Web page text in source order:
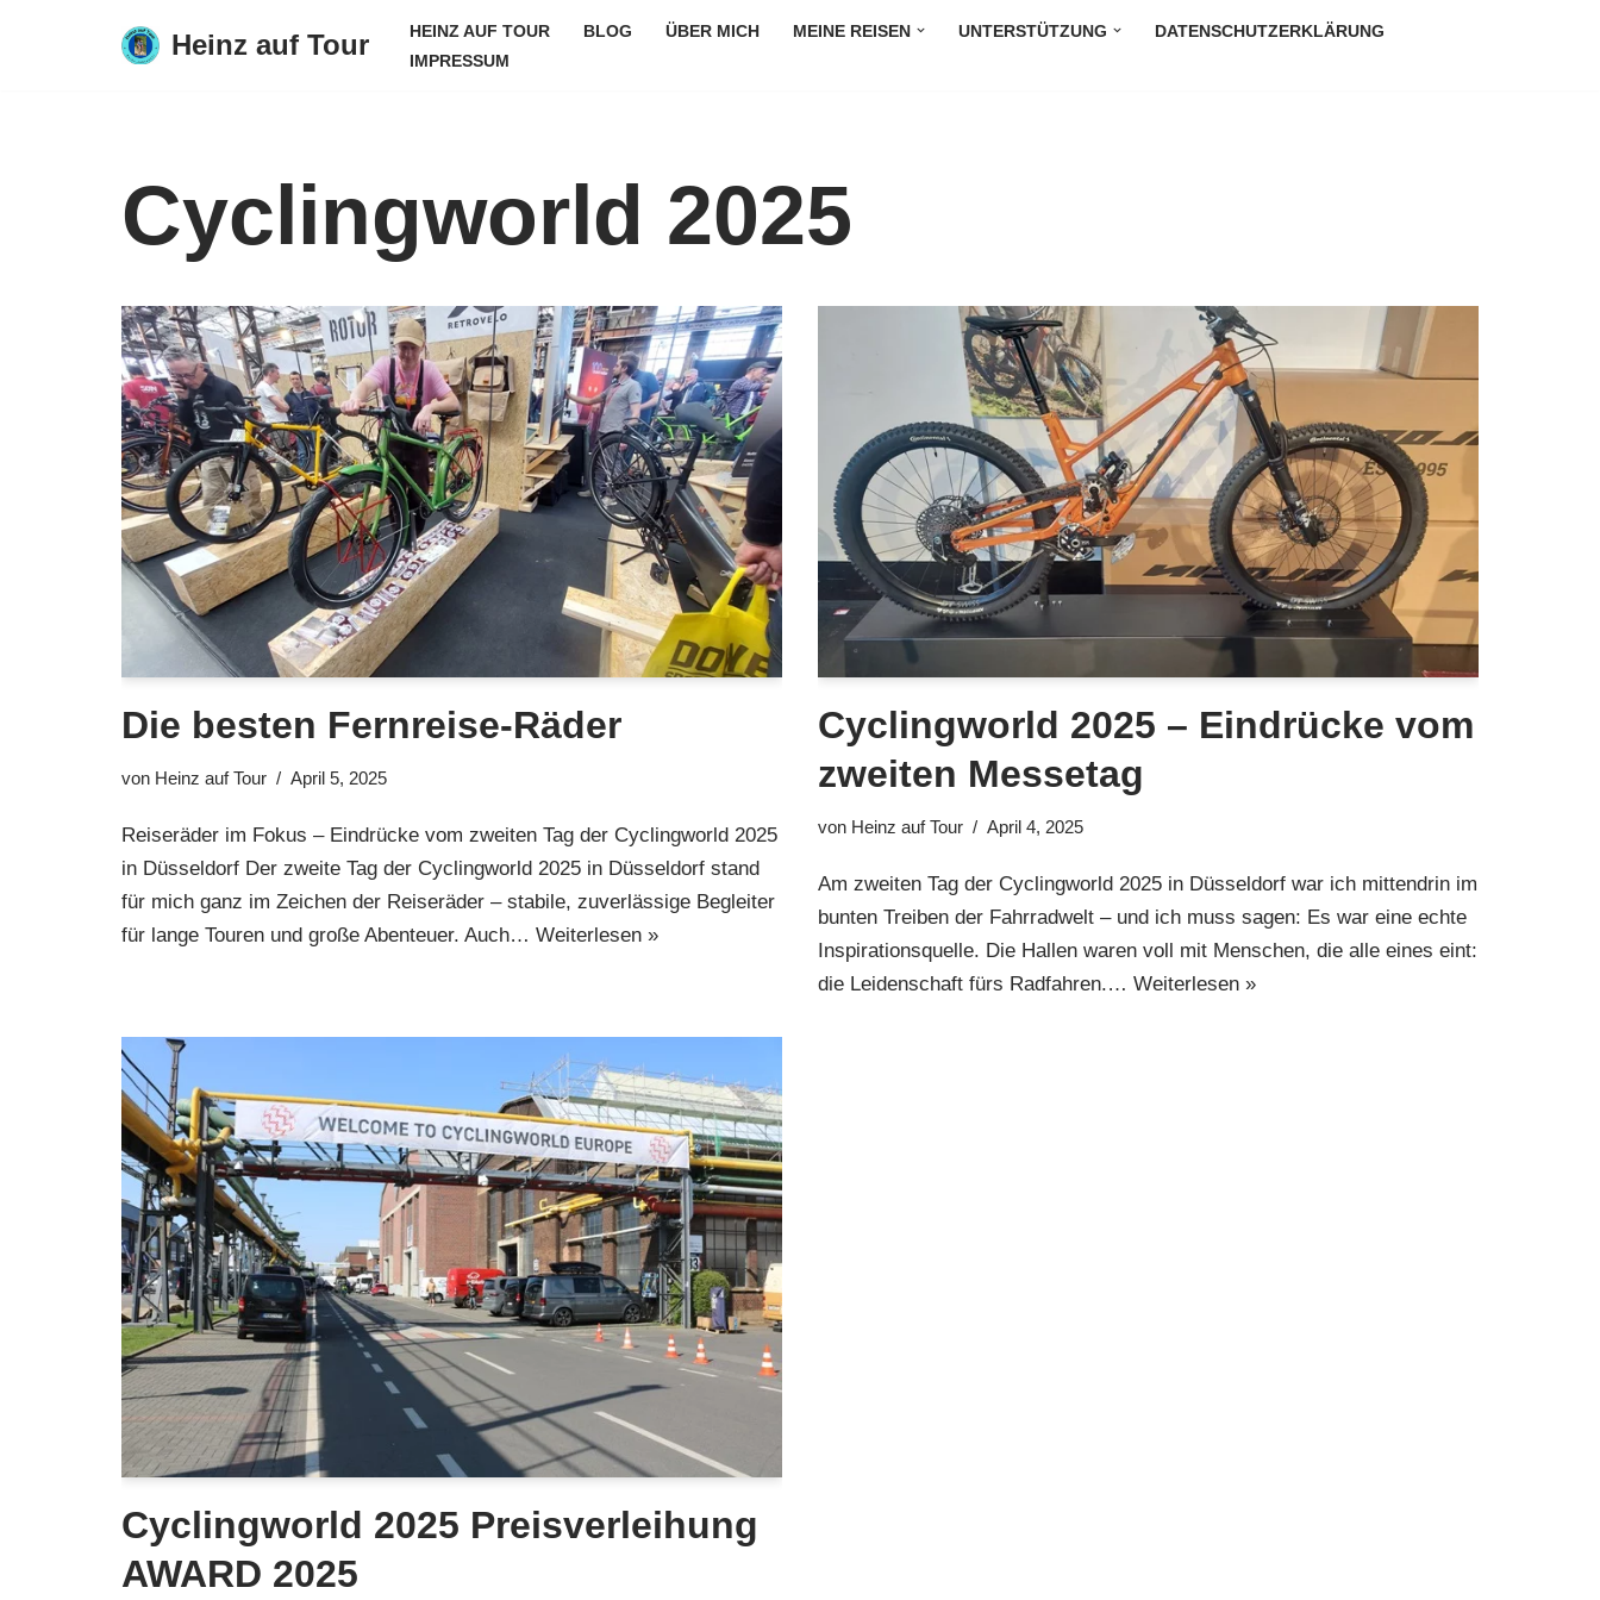
Heinz auf Tour HEINZ AUF TOUR BLOG ÜBER MICH MEINE REISEN UNTERSTÜTZUNG
DATENSCHUTZERKLÄRUNG
IMPRESSUM
Cyclingworld 2025
Die besten Fernreise-Räder
von Heinz auf Tour April 5, 2025
Reiseräder im Fokus – Eindrücke vom zweiten Tag der Cyclingworld 2025
in Düsseldorf Der zweite Tag der Cyclingworld 2025 in Düsseldorf stand
für mich ganz im Zeichen der Reiseräder – stabile, zuverlässige Begleiter
für lange Touren und große Abenteuer. Auch… Weiterlesen »
Cyclingworld 2025 – Eindrücke vom
zweiten Messetag
von Heinz auf Tour April 4, 2025
Am zweiten Tag der Cyclingworld 2025 in Düsseldorf war ich mittendrin im
bunten Treiben der Fahrradwelt – und ich muss sagen: Es war eine echte
Inspirationsquelle. Die Hallen waren voll mit Menschen, die alle eines eint:
die Leidenschaft fürs Radfahren.… Weiterlesen »
Cyclingworld 2025 Preisverleihung
AWARD 2025